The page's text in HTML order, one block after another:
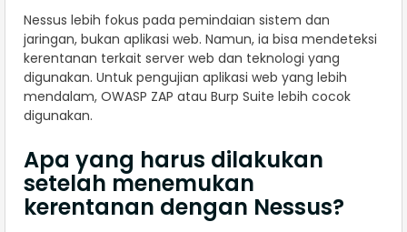
Nessus lebih fokus pada pemindaian sistem dan
jaringan, bukan aplikasi web. Namun, ia bisa mendeteksi
kerentanan terkait server web dan teknologi yang
digunakan. Untuk pengujian aplikasi web yang lebih
mendalam, OWASP ZAP atau Burp Suite lebih cocok
digunakan.
Apa yang harus dilakukan
setelah menemukan
kerentanan dengan Nessus?